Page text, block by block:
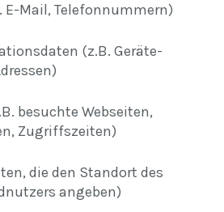
E-Mail, Telefonnummern)
(z.B. Geräte-
besuchte Webseiten,
Zugriffszeiten)
die den Standort des
angeben)